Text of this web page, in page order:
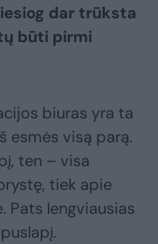
dar trūksta
būti pirmi
biuras yra ta
esmės visą parą.
ten – visa
tiek apie
Pats lengviausias